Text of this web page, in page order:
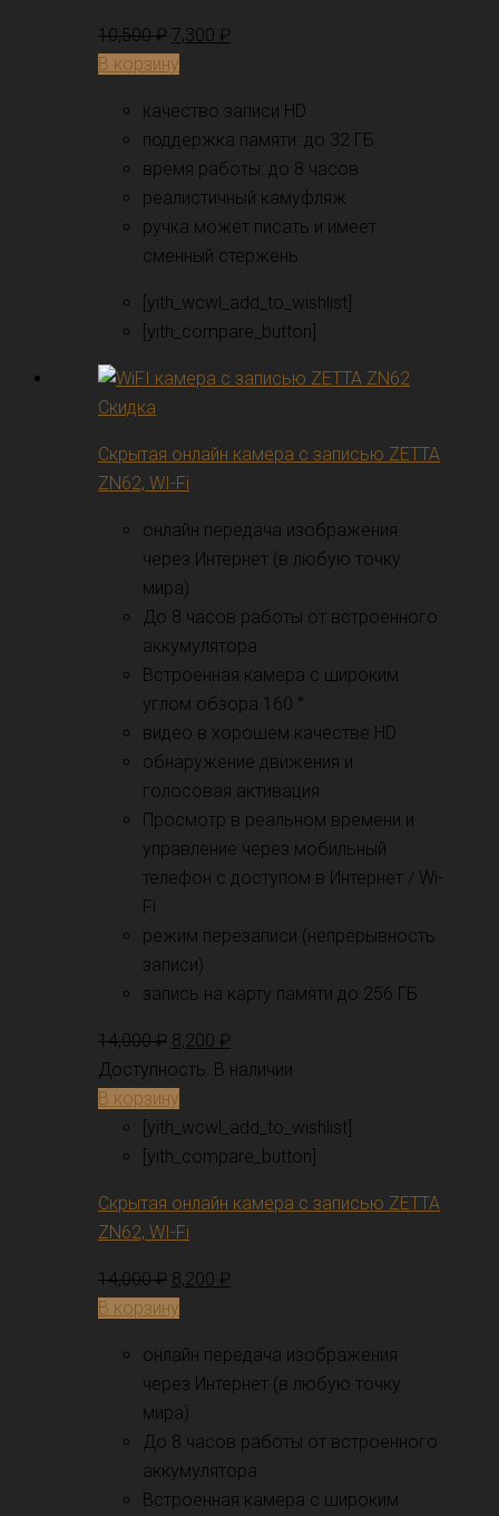
10,500₽ 7,300 ₽
В корзину
качество записи HD
поддержка памяти: до 32 ГБ
время работы: до 8 часов
реалистичный камуфляж
ручка может писать и имеет
сменный стержень
[yith_wcwl_add_to_wishlist]
[yith_compare_button]
Скидка
Скрытая онлайн камера с записью ZETTA
ZN62, WI-Fi
онлайн передача изображения
через Интернет (в любую точку
мира)
До 8 часов работы от встроенного
аккумулятора
Встроенная камера с широким
углом обзора 160 °
видео в хорошем качестве HD
обнаружение движения и
голосовая активация
Просмотр в реальном времени и
управление через мобильный
телефон с доступом в Интернет / Wi-
Fi
режим перезаписи (непрерывность
записи)
запись на карту памяти до 256 ГБ
14,000₽ 8,200 ₽
Доступность: В наличии
В корзину
[yith_wcwl_add_to_wishlist]
[yith_compare_button]
Скрытая онлайн камера с записью ZETTA
ZN62, WI-Fi
14,000₽ 8,200 ₽
В корзину
онлайн передача изображения
через Интернет (в любую точку
мира)
До 8 часов работы от встроенного
аккумулятора
Встроенная камера с широким